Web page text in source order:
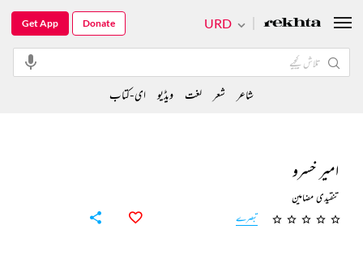
امیر خسرو
تنقیدی مضامین
تبصرے
URD
Get App Donate
شاعر شعر لغت ویڈیو ای-کتاب